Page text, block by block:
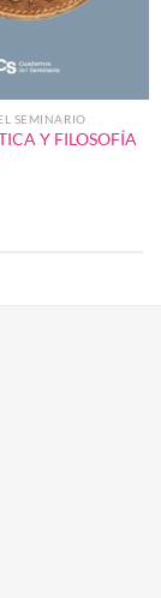
SEMINARIO
Y FILOSOFÍA